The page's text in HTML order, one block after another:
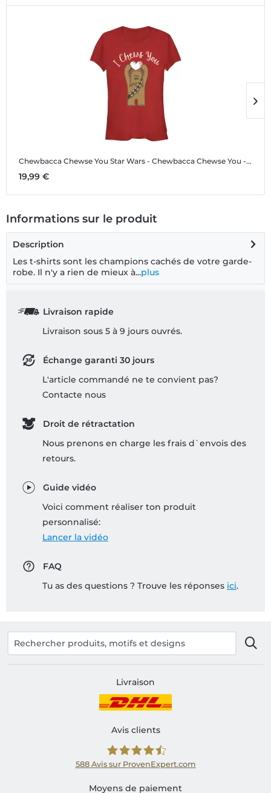
Chewbacca Chewse You Star Wars - Chewbacca Chewse You - Valentine's Day - Femme T-shirt
19,99 €
Informations sur le produit
Description
Les t-shirts sont les champions cachés de votre garde-
robe. Il n'y a rien de mieux à...plus
Livraison rapide
Livraison sous 5 à 9 jours ouvrés.
Échange garanti 30 jours
L'article commandé ne te convient pas?
Contacte nous
Droit de rétractation
Nous prenons en charge les frais d`envois des
retours.
Guide vidéo
Voici comment réaliser ton produit
personnalisé:
Lancer la vidéo
FAQ
Tu as des questions ? Trouve les réponses ici.
Livraison
Avis clients
Shirtinator FR
588 Avis sur ProvenExpert.com
Moyens de paiement